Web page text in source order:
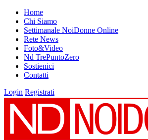
Home
Chi Siamo
Settimanale NoiDonne Online
Rete News
Foto&Video
Nd TrePuntoZero
Sostienici
Contatti
Login Registrati